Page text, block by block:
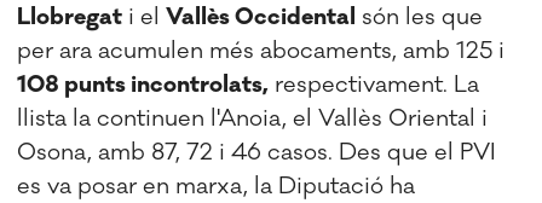
Llobregat i elVallès Occidental són les que
per ara acumulen més abocaments, amb 125 i
108 punts incontrolats, respectivament. La
llista la continuen l'Anoia, el Vallès Oriental i
Osona, amb 87, 72 i 46 casos. Des que el PVI
es va posar en marxa, la Diputació ha